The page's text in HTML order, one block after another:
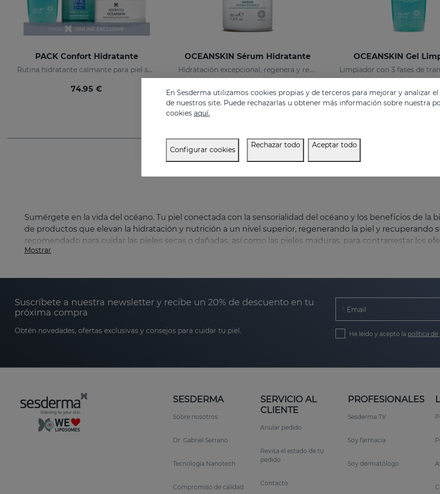
PACK Confort Hidratante
Rutina hidratante calmante para piel seca o sensibilizada
74.95 €
OCEANSKIN Sérum Hidratante
Hidratación excepcional, regenera y recupera la elasticidad de la piel
50.95 €
OCEANSKIN Gel
18.50 €
Sumérgete en la vida del océano. Tu piel conectada con la sensorialidad del océano y los beneficios de la
de productos que elevan la hidratación y nutrición a un nivel superior, regenerando la piel y recuperando
recomendado para cuidar las pieles secas o dañadas, así como las pieles maduras, para contrarrestar los
Mostrar
Suscríbete a nuestra newsletter y recibe un 20% de descuento en tu
próxima compra
Obtén novedades, ofertas exclusivas y consejos para cuidar tu piel.
Email
He leído y acepto la política de
SESDERMA
Sobre nosotros
Dr. Gabriel Serrano
Tecnología Nanotech
Compromiso de calidad
SERVICIO AL
CLIENTE
Anular pedido
Revisa el estado de tu
pedido
Contacto
PROFESIONALES
Sesderma TV
Soy farmacia
Soy dermatólogo
En Sesderma utilizamos cookies propias y de terceros para mejorar y analizar el
de nuestros site. Puede rechazarlas u obtener más información sobre nuestra
cookies aquí.
Configurar cookies
Rechazar todo Aceptar todo